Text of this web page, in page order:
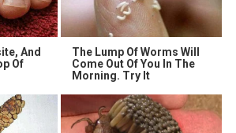
And
Of
The Lump Of Worms Will
Come Out Of You In The
Morning. Try It